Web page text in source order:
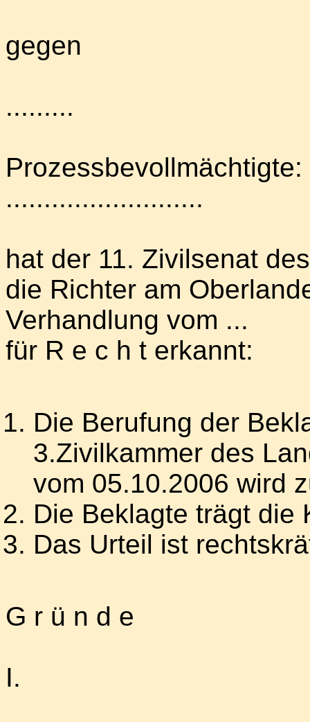
gegen
.........
..........................
hat der 11. Zivilsenat
die Richter am
Verhandlung vom ...
für R e c h t erkannt:
Die Berufung der
3.Zivilkammer des
vom 05.10.2006 wird
Die Beklagte trägt die
Das Urteil ist
G r ü n d e
I.